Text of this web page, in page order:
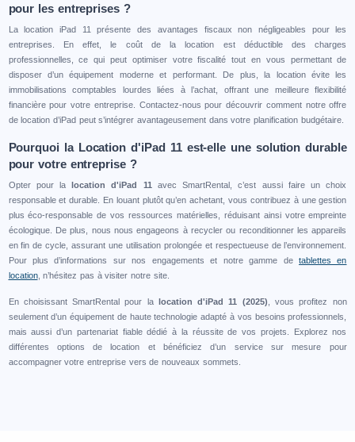
pour les entreprises ?
La location iPad 11 présente des avantages fiscaux non négligeables pour les
entreprises. En effet, le coût de la location est déductible des charges
professionnelles, ce qui peut optimiser votre fiscalité tout en vous permettant de
disposer d’un équipement moderne et performant. De plus, la location évite les
immobilisations comptables lourdes liées à l’achat, offrant une meilleure flexibilité
financière pour votre entreprise. Contactez-nous pour découvrir comment notre offre
de location d’iPad peut s’intégrer avantageusement dans votre planification budgétaire.
Pourquoi la Location d'iPad 11 est-elle une solution durable
pour votre entreprise ?
Opter pour lalocation d'iPad 11 avec SmartRental, c’est aussi faire un choix
responsable et durable. En louant plutôt qu’en achetant, vous contribuez à une gestion
plus éco-responsable de vos ressources matérielles, réduisant ainsi votre empreinte
écologique. De plus, nous nous engageons à recycler ou reconditionner les appareils
en fin de cycle, assurant une utilisation prolongée et respectueuse de l’environnement.
Pour plus d’informations sur nos engagements et notre gamme detablettes en
location, n’hésitez pas à visiter notre site.
En choisissant SmartRental pour la location d'iPad 11 (2025) , vous profitez non
seulement d’un équipement de haute technologie adapté à vos besoins professionnels,
mais aussi d’un partenariat fiable dédié à la réussite de vos projets. Explorez nos
différentes options de location et bénéficiez d’un service sur mesure pour
accompagner votre entreprise vers de nouveaux sommets.